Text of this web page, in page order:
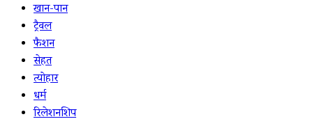
खान-पान
ट्रैवल
फैशन
सेहत
त्योहार
धर्म
रिलेशनशिप